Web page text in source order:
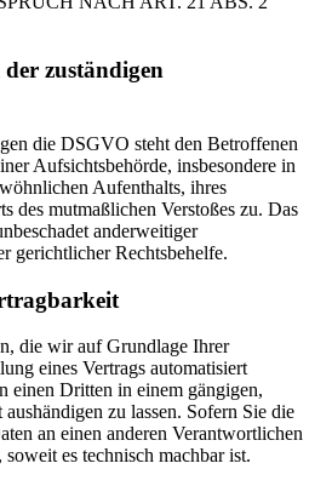
der zuständigen
die DSGVO steht den Betroffenen
Aufsichtsbehörde, insbesondere in
Aufenthalts, ihres
des mutmaßlichen Verstoßes zu. Das
anderweitiger
gerichtlicher Rechtsbehelfe.
die wir auf Grundlage Ihrer
eines Vertrags automatisiert
einen Dritten in einem gängigen,
zu lassen. Sofern Sie die
an einen anderen Verantwortlichen
es technisch machbar ist.